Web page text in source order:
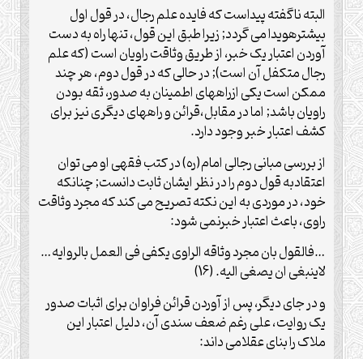
البته ناگفته پیداست که فایده علم رجال، در قول اول
بیشترهویدا می گردد; زیرا طبق این قول، تنها راه به دست
آوردن اعتبار یک خبر، از طریق وثاقت راویان است (که علم
رجال متکفل آن است); در حالی که در قول دوم، هر چند
ممکن است یکی ازراههای اطمینان به صدور، ثقه بودن
راویان باشد; اما در مقابل،قرائن و راههای دیگری نیز برای
کشف اعتبار خبر وجود دارد.
از بررسی مبانی رجالی امام(ره) در کتب فقهی او می توان
اعتقادبه قول دوم را در نظر ایشان ثابت دانست; چنانکه
خود، در موردی به این نکته تصریح می کند که مجرد وثاقت
راوی، باعث اعتبار خبرنمی شود:
…فالقول بان مجرد وثاقه الراوی یکفی فی العمل بالروایه…
لاینبغی ان یصغی الیه. (16)
و در جای دیگر، پس از آوردن قرائن فراوان برای اثبات صدور
یک روایت، علی رغم ضعف سندی آن، دلیل اعتبار این
ملاک را بنای عقلامی داند: